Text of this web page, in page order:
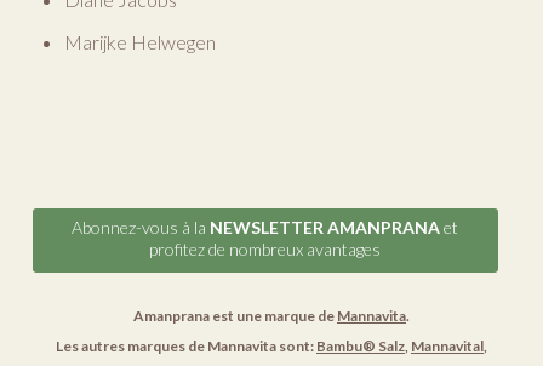
Marijke Helwegen
Abonnez-vous à la NEWSLETTER AMANPRANAet
profitez de nombreux avantages
Amanprana est une marque de Mannavita.
Les autres marques de Mannavita sont: Bambu® Salz, Mannavital,